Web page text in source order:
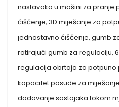
nastavaka u mašini za pranje
čišćenje, 3D miješanje za
jednostavno čišćenje, gumb
rotirajući gumb za regulaciju,
regulacija obrtaja za potpuno
kapacitet posude za
dodavanje sastojaka tokom